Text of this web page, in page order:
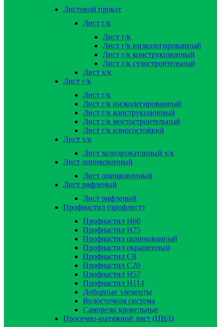
Листовой прокат
Лист г/к
Лист г/к
Лист г/к низколегированный
Лист г/к конструкционный
Лист г/к судостроительный
Лист х/к
Лист г/к
Лист г/к
Лист г/к низколегированный
Лист г/к конструкционный
Лист г/к мостостроительный
Лист г/к износостойкий
Лист х/к
Лист холоднокатанный х/к
Лист оцинкованный
Лист оцинкованный
Лист рифленый
Лист рифленый
Профнастил (профлист)
Профнастил Н60
Профнастил Н75
Профнастил оцинкованный
Профнастил окрашенный
Профнастил С8
Профнастил С20
Профнастил Н57
Профнастил Н114
Доборные элементы
Водосточная система
Саморезы кровельные
Просечно-вытяжной лист (ПВЛ)